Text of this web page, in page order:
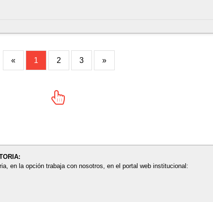
« 1 2 3 »
en la opción trabaja con nosotros, en el portal web institucional: